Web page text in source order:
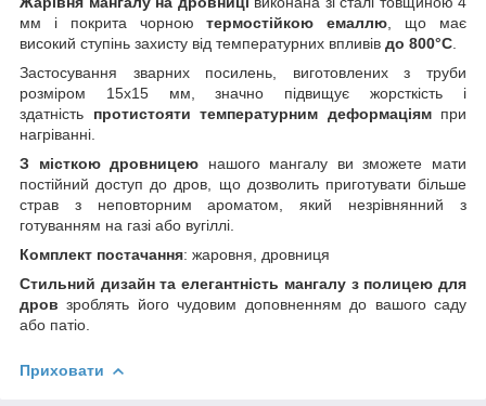
мм і покрита чорноютермостійкою емаллю , що має
високий ступінь захисту від температурних впливів до 800°C
Застосування зварних посилень, виготовлених з труби
розміром 15х15 мм, значно підвищує жорсткість і
здатність протистояти температурним деформаціямпри
нагріванні.
З місткою дровницею нашого мангалу ви зможете мати
постійний доступ до дров, що дозволить приготувати більше
страв з неповторним ароматом, який незрівнянний з
готуванням на газі або вугіллі.
Комплект постачання: жаровня, дровниця
Стильний дизайн та елегантність мангалу з полицею для
дров зроблять його чудовим доповненням до вашого саду
або патіо.
Приховати